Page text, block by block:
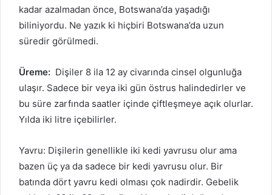
kadar azalmadan önce, Botswana’da yaşadığı
biliniyordu. Ne yazık ki hiçbiri Botswana’da uzun
süredir görülmedi.
Üreme: Dişiler 8 ila 12 ay civarında cinsel olgunluğa
ulaşır. Sadece bir veya iki gün östrus halindedirler ve
bu süre zarfında saatler içinde çiftleşmeye açık olurlar.
Yılda iki litre içebilirler.
Yavru: Dişilerin genellikle iki kedi yavrusu olur ama
bazen üç ya da sadece bir kedi yavrusu olur. Bir
batında dört yavru kedi olması çok nadirdir. Gebelik